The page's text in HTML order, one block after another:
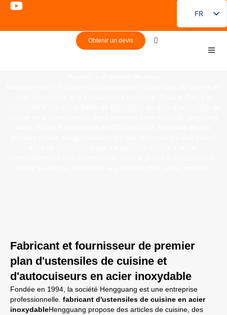
FR
EN
Obtenir un devis
Fabricant et fournisseur de premier
plan d'ustensiles de cuisine et
d'autocuiseurs en acier inoxydable
Fondée en 1994, la société Hengguang est une entreprise
professionnelle. fabricant d'ustensiles de cuisine en acier
inoxydableHengguang propose des articles de cuisine, des